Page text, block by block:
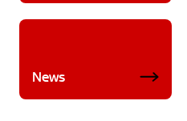
News